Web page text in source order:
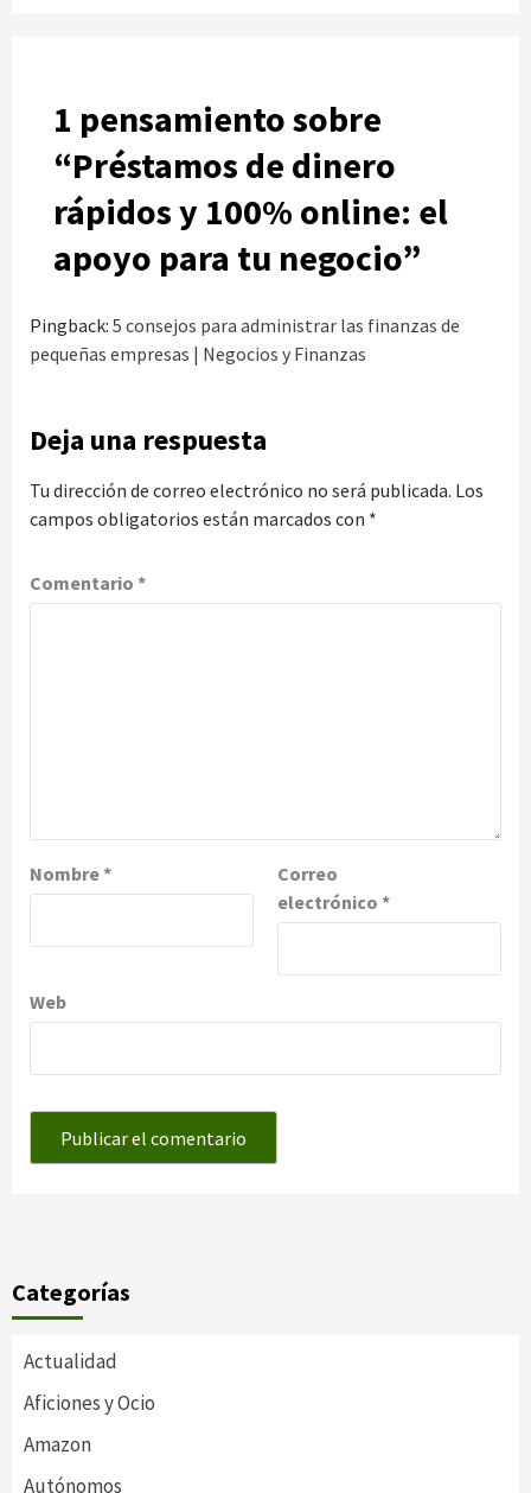
1 pensamiento sobre
“Préstamos de dinero
rápidos y 100% online: el
apoyo para tu negocio”
Pingback: 5 consejos para administrar las finanzas de
pequeñas empresas | Negocios y Finanzas
Deja una respuesta
Tu dirección de correo electrónico no será publicada. Los
campos obligatorios están marcados con *
Comentario *
Nombre*
Correo
electrónico *
Web
Categorías
Actualidad
Aficiones y Ocio
Amazon
Autónomos